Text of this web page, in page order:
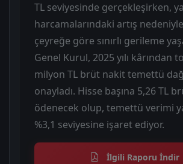
TL seviyesinde gerçekleşirken,
harcamalarındaki artış
çeyreğe göre sınırlı gerileme
Genel Kurul, 2025 yılı kârından
milyon TL brüt nakit temettü
onayladı. Hisse başına 5,26 TL
ödenecek olup, temettü verimi
%3,1 seviyesine işaret ediyor.
İlgili Raporu İndir